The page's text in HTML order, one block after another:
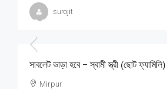
surojit
৳8,000
সাবলেট ভাড়া হবে – স্বামী স্ত্রী (ছোট
Mirpur